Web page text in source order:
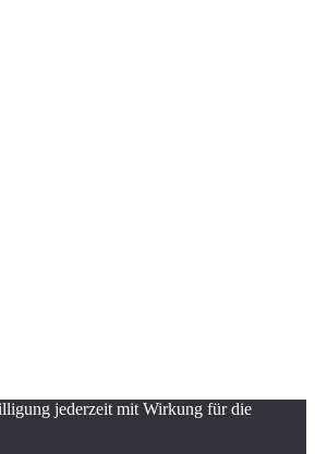
jederzeit mit Wirkung für die